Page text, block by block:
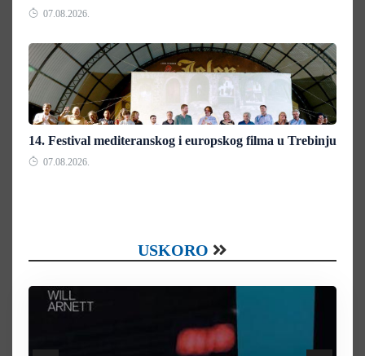
07.08.2026.
14. Festival mediteranskog i europskog filma u Trebinju
07.08.2026.
USKORO